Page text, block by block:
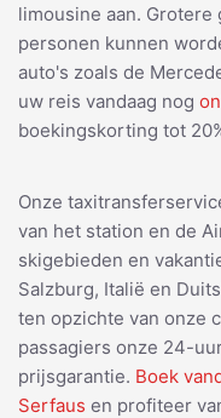
limousine aan. Grotere
personen kunnen
auto's zoals de
uw reis vandaag nog
boekingskorting tot
Onze
van het station en de
skigebieden en
Salzburg, Italië en
ten opzichte van onze
passagiers onze 24-
prijsgarantie. Boek
Serfaus en profiteer